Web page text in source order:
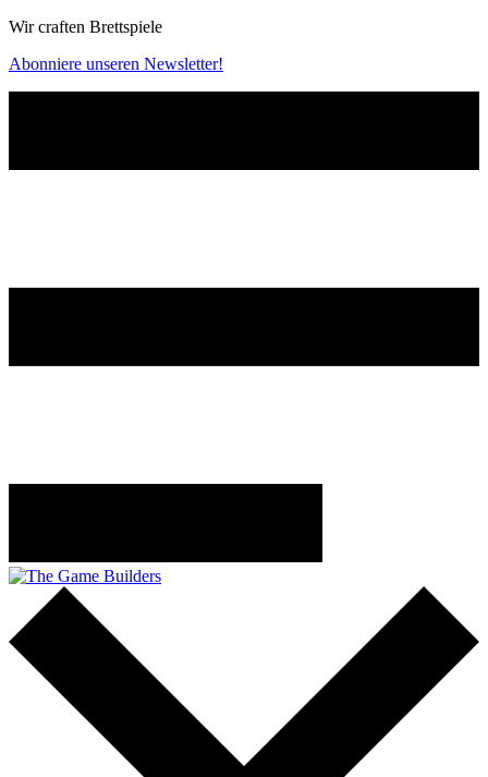
Wir craften Brettspiele
Abonniere unseren Newsletter!